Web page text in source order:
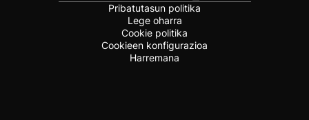
Pribatutasun politika
Lege oharra
Cookie politika
Cookieen konfigurazioa
Harremana